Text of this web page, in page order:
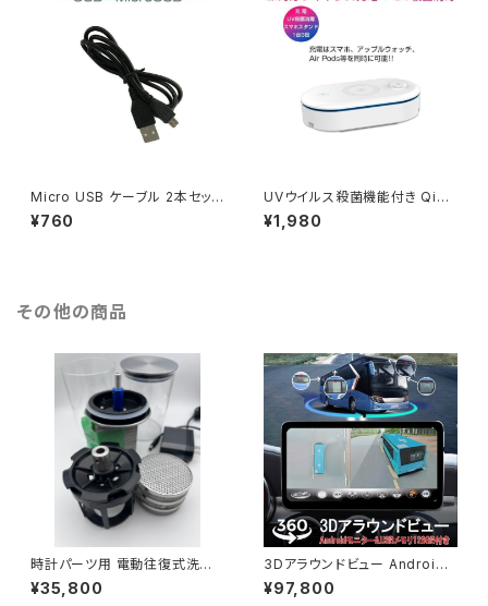
Micro USB ケーブル 2本セット
充電 データ転送対応 Galaxy X
peria Android USB機器対応
¥760
UVウイルス殺菌機能付き Qiワ
イヤレス 10W スマホ アップル
ウォッチ AirPods 2週間初期不
¥1,980
その他の商品
時計パーツ用 電動往復式洗浄
機 全自動停止洗浄機 速度調整
超音波洗浄機と併用可能「WCL
¥35,800
3Dアラウンドビュー Android11
128GBセット ドライブレコーダ
ー 中型大型車対応 1080P 3ヶ
¥97,800